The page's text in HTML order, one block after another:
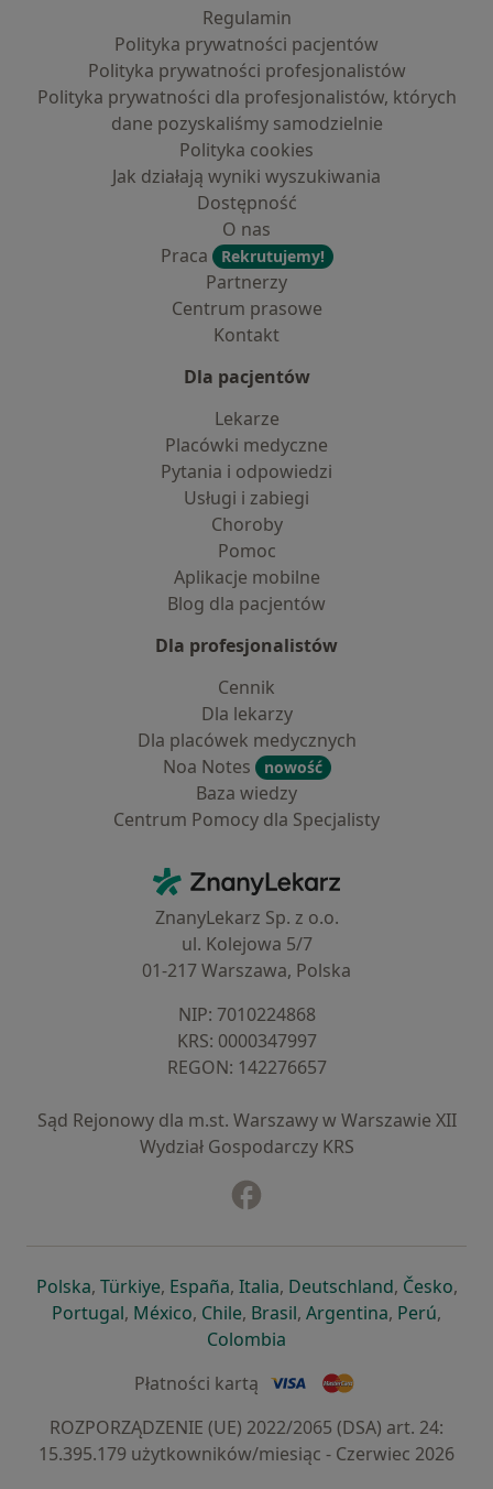
Regulamin
Polityka prywatności pacjentów
Polityka prywatności profesjonalistów
Polityka prywatności dla profesjonalistów, których
dane pozyskaliśmy samodzielnie
Polityka cookies
Jak działają wyniki wyszukiwania
Dostępność
O nas
Praca
Rekrutujemy!
Partnerzy
Centrum prasowe
Kontakt
Dla pacjentów
Lekarze
Placówki medyczne
Pytania i odpowiedzi
Usługi i zabiegi
Choroby
Pomoc
Aplikacje mobilne
Blog dla pacjentów
Dla profesjonalistów
Cennik
Dla lekarzy
Dla placówek medycznych
Noa Notes
nowość
Baza wiedzy
Centrum Pomocy dla Specjalisty
ZnanyLekarz - Strona główna
ZnanyLekarz Sp. z o.o.
ul. Kolejowa 5/7
01-217 Warszawa, Polska
NIP: ⁠7010224868
KRS: ⁠0000347997
REGON: ⁠142276657
Sąd Rejonowy dla m.st. Warszawy w Warszawie XII
Wydział Gospodarczy KRS
Polskaotwiera się w nowej karcie
, Türkiyeotwiera się w nowej karcie
, Españaotwiera się w nowej karcie
, Italiaotwiera się w nowej
, Deutschlandotwiera się
, Česko,
Portugalotwiera się w nowej karcie
, Méxicootwiera się w nowej karcie
, Chileotwiera się w nowej karcie
, Brasilotwiera się w nowej
, Argentinaotwiera się
, Perú,
Colombia
Płatności kartą
ROZPORZĄDZENIE (UE) 2022/2065 (DSA) art. 24:
15.395.179 użytkowników/miesiąc - Czerwiec 2026